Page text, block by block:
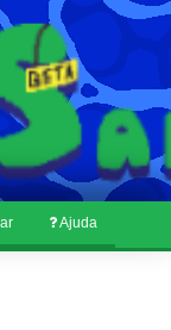
Ajuda